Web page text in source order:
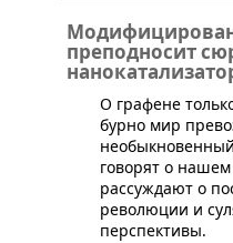
преподносит
​О графене
бурно мир
говорят о
рассуждают о
революции и
перспективы.